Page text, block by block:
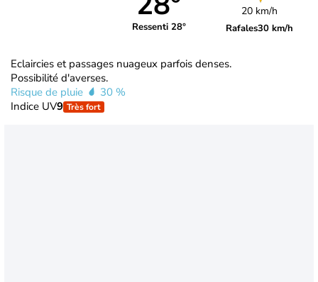
Ressenti 28°
20 km/h
Rafales30 km/h
Eclaircies et passages nuageux parfois denses.
Possibilité d'averses.
Risque de pluie
30 %
Indice UV9 Très fort